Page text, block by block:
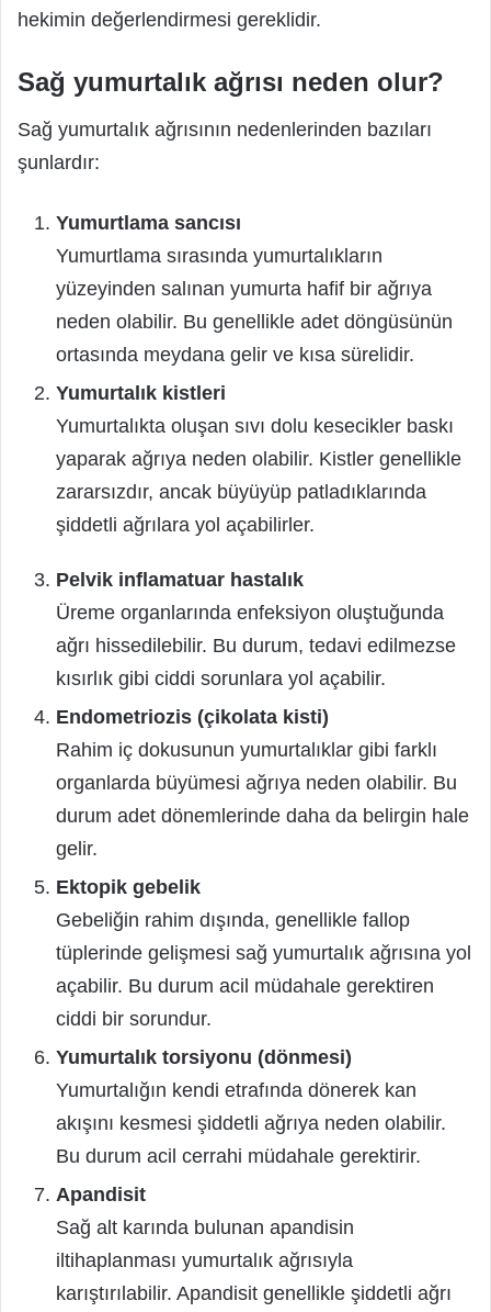
hekimin değerlendirmesi gereklidir.
Sağ yumurtalık ağrısı neden olur?
Sağ yumurtalık ağrısının nedenlerinden bazıları
şunlardır:
Yumurtlama sancısı
Yumurtlama sırasında yumurtalıkların
yüzeyinden salınan yumurta hafif bir ağrıya
neden olabilir. Bu genellikle adet döngüsünün
ortasında meydana gelir ve kısa sürelidir.
Yumurtalık kistleri
Yumurtalıkta oluşan sıvı dolu kesecikler baskı
yaparak ağrıya neden olabilir. Kistler genellikle
zararsızdır, ancak büyüyüp patladıklarında
şiddetli ağrılara yol açabilirler.
Pelvik inflamatuar hastalık
Üreme organlarında enfeksiyon oluştuğunda
ağrı hissedilebilir. Bu durum, tedavi edilmezse
kısırlık gibi ciddi sorunlara yol açabilir.
Endometriozis (çikolata kisti)
Rahim iç dokusunun yumurtalıklar gibi farklı
organlarda büyümesi ağrıya neden olabilir. Bu
durum adet dönemlerinde daha da belirgin hale
gelir.
Ektopik gebelik
Gebeliğin rahim dışında, genellikle fallop
tüplerinde gelişmesi sağ yumurtalık ağrısına yol
açabilir. Bu durum acil müdahale gerektiren
ciddi bir sorundur.
Yumurtalık torsiyonu (dönmesi)
Yumurtalığın kendi etrafında dönerek kan
akışını kesmesi şiddetli ağrıya neden olabilir.
Bu durum acil cerrahi müdahale gerektirir.
Apandisit
Sağ alt karında bulunan apandisin
iltihaplanması yumurtalık ağrısıyla
karıştırılabilir. Apandisit genellikle şiddetli ağrı